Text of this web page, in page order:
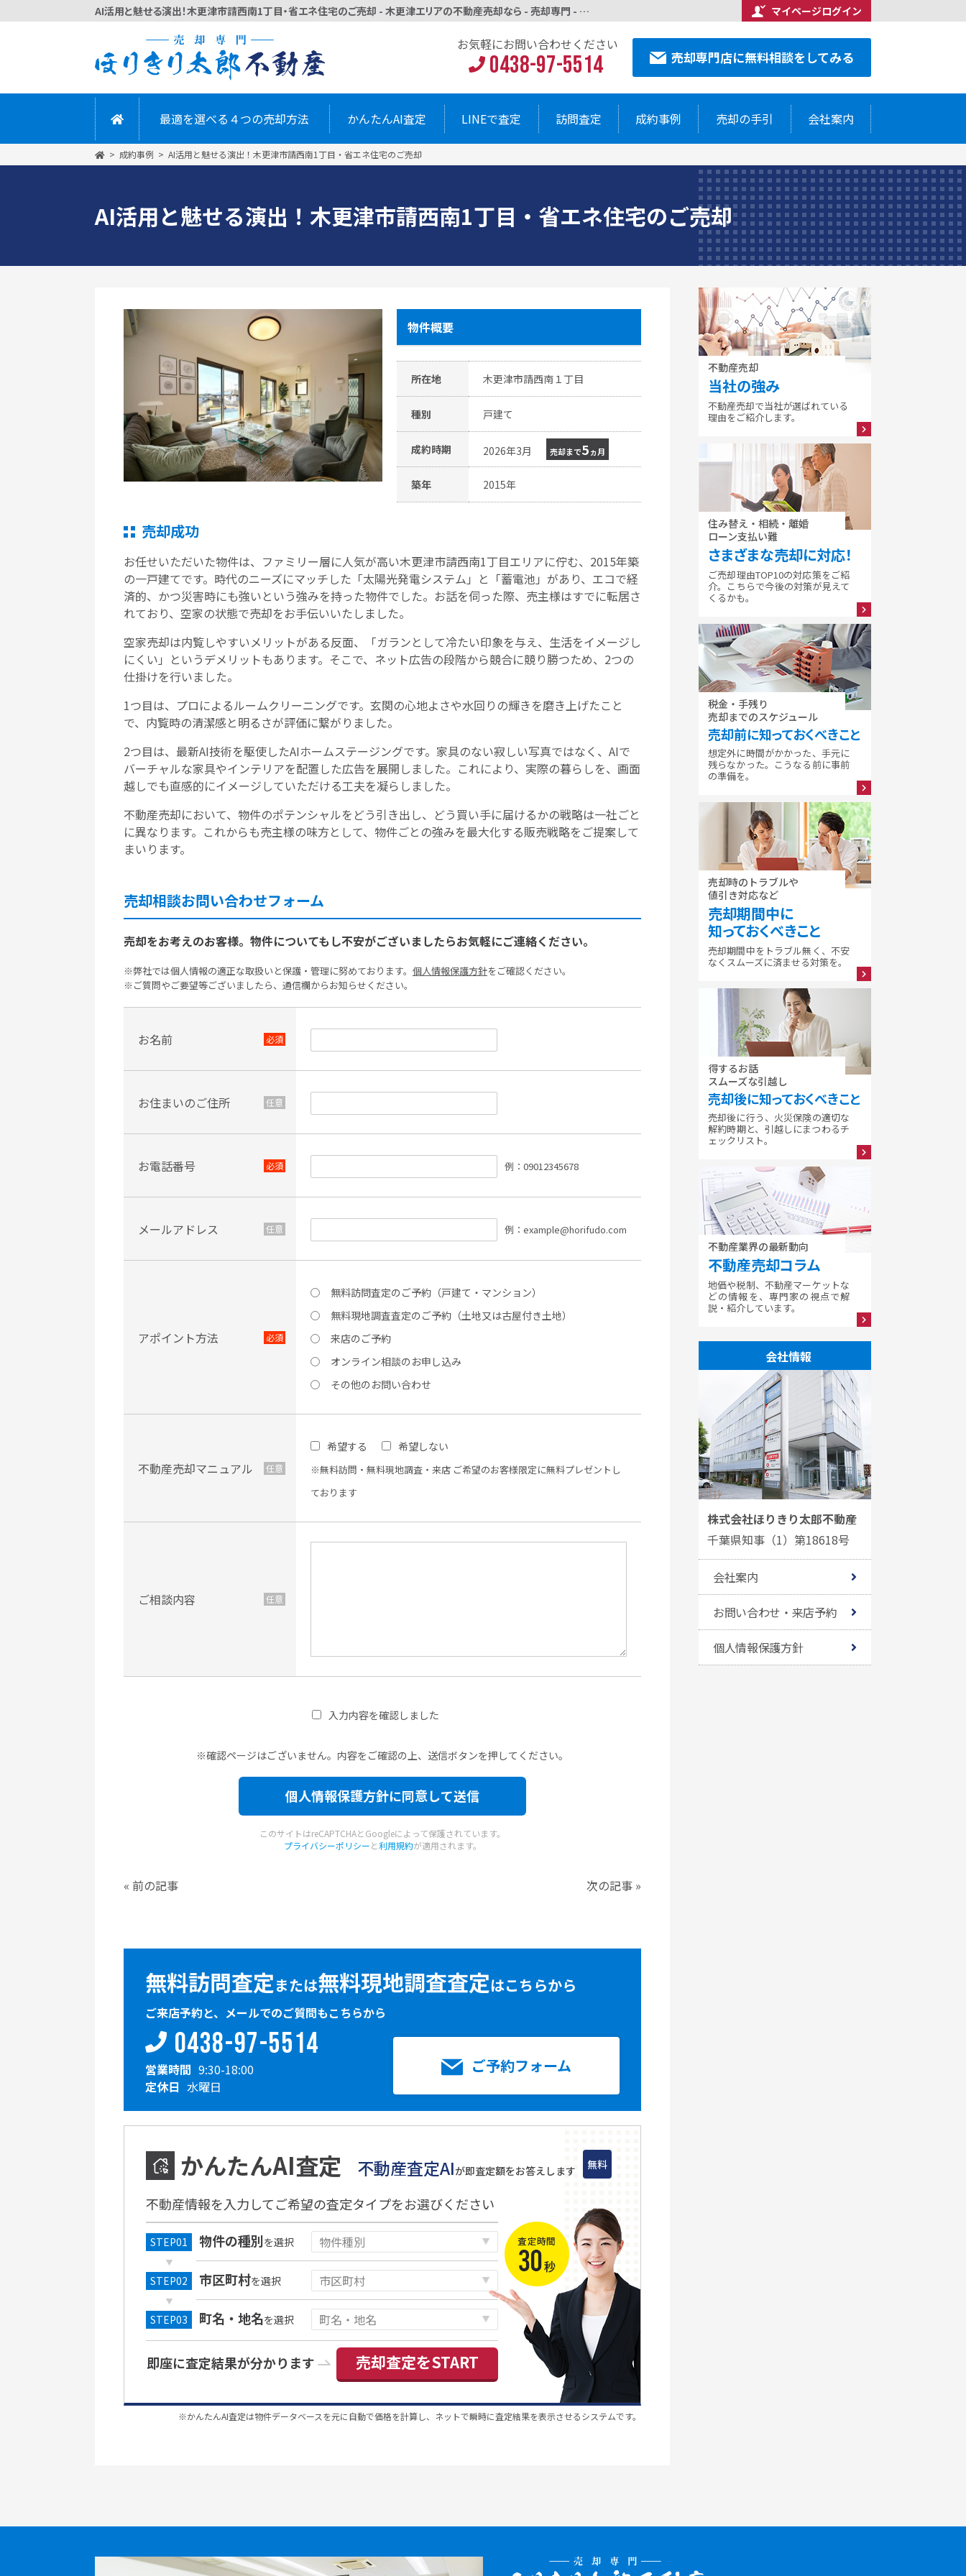
AI活用と魅せる演出！木更津市請西南1丁目・省エネ住宅のご売却 - 木更津エリアの不動産売却なら - 売却専門 - ほりきり太郎不動産 マイページログイン
お気軽にお問い合わせください
0438-97-5514 売却専門店に無料相談をしてみる
お気軽にお問い合わせください
0438-97-5514 売却専門店に無料相談をしてみる
最適を選べる４つの売却方法 かんたんAI査定 LINEで査定 訪問査定 成約事例 売却の手引 会社案内
成約事例 AI活用と魅せる演出！木更津市請西南1丁目・省エネ住宅のご売却
AI活用と魅せる演出！木更津市請西南1丁目・省エネ住宅のご売却
物件概要
所在地 木更津市請西南１丁目
種別 戸建て
成約時期 2026年3月 売却まで5ヵ月
築年 2015年
売却成功
お任せいただいた物件は、ファミリー層に人気が高い木更津市請西南1丁目エリアに佇む、2015年築
の一戸建てです。時代のニーズにマッチした「太陽光発電システム」と「蓄電池」があり、エコで経
済的、かつ災害時にも強いという強みを持った物件でした。お話を伺った際、売主様はすでに転居さ
れており、空家の状態で売却をお手伝いいたしました。
空家売却は内覧しやすいメリットがある反面、「ガランとして冷たい印象を与え、生活をイメージし
にくい」というデメリットもあります。そこで、ネット広告の段階から競合に競り勝つため、2つの
仕掛けを行いました。
1つ目は、プロによるルームクリーニングです。玄関の心地よさや水回りの輝きを磨き上げたこと
で、内覧時の清潔感と明るさが評価に繋がりました。
2つ目は、最新AI技術を駆使したAIホームステージングです。家具のない寂しい写真ではなく、AIで
バーチャルな家具やインテリアを配置した広告を展開しました。これにより、実際の暮らしを、画面
越しでも直感的にイメージしていただける工夫を凝らしました。
不動産売却において、物件のポテンシャルをどう引き出し、どう買い手に届けるかの戦略は一社ごと
に異なります。これからも売主様の味方として、物件ごとの強みを最大化する販売戦略をご提案して
まいります。
売却相談お問い合わせフォーム
売却をお考えのお客様。物件についてもし不安がございましたらお気軽にご連絡ください。
※弊社では個人情報の適正な取扱いと保護・管理に努めております。 個人情報保護方針をご確認ください。
※ご質問やご要望等ございましたら、通信欄からお知らせください。
お名前
お住まいのご住所
お電話番号 例：09012345678
メールアドレス 例：example@horifudo.com
アポイント方法
無料訪問査定のご予約（戸建て・マンション）
無料現地調査査定のご予約（土地又は古屋付き土地）
来店のご予約
オンライン相談のお申し込み
その他のお問い合わせ
不動産売却マニュアル
希望する 希望しない
※無料訪問・無料現地調査・来店 ご希望のお客様限定に無料プレゼントし
ております
ご相談内容
入力内容を確認しました
※確認ページはございません。 内容をご確認の上、送信ボタンを押してください。
このサイトはreCAPTCHAとGoogleによって保護されています。
プライバシーポリシーと利用規約が適用されます。
« 前の記事 次の記事 »
無料訪問査定または無料現地調査査定はこちらから
ご来店予約と、メールでのご質問もこちらから
0438-97-5514
営業時間 9:30-18:00
定休日 水曜日
ご予約フォーム
かんたんAI査定 不動産査定AIが即査定額をお答えします 無料
不動産情報を入力してご希望の査定タイプをお選びください
物件の種別を選択
市区町村を選択
町名・地名を選択
即座に査定結果が分かります 売却査定をSTART
※かんたんAI査定は物件データベースを元に自動で価格を計算し、ネットで瞬時に査定結果を表示させるシステムです。
不動産売却
当社の強み
不動産売却で当社が選ばれている
理由をご紹介します。
住み替え・相続・離婚
ローン支払い難
さまざまな売却に対応！
ご売却理由TOP10の対応策をご紹
介。こちらで今後の対策が見えて
くるかも。
税金・手残り
売却までのスケジュール
売却前に知っておくべきこと
想定外に時間がかかった、手元に
残らなかった。こうなる前に事前
の準備を。
売却時のトラブルや
値引き対応など
売却期間中に
知っておくべきこと
売却期間中をトラブル無く、不安
なくスムーズに済ませる対策を。
得するお話
スムーズな引越し
売却後に知っておくべきこと
売却後に行う、火災保険の適切な
解約時期と、引越しにまつわるチ
ェックリスト。
不動産業界の最新動向
不動産売却コラム
地価や税制、不動産マーケットな
どの情報を、専門家の視点で解
説・紹介しています。
会社情報
株式会社ほりきり太郎不動産
千葉県知事（1）第18618号
会社案内
お問い合わせ・来店予約
個人情報保護方針